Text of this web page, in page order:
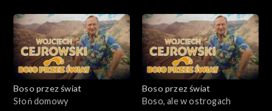
Boso przez świat
Słoń domowy
Boso przez świat
Boso, ale w ostrogach